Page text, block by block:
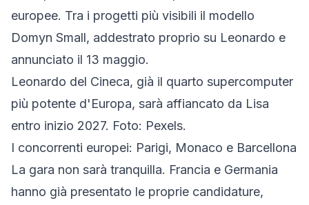
europee. Tra i progetti più visibili il modello
Domyn Small, addestrato proprio su Leonardo e
annunciato il 13 maggio.
Leonardo del Cineca, già il quarto supercomputer
più potente d'Europa, sarà affiancato da Lisa
entro inizio 2027. Foto: Pexels.
I concorrenti europei: Parigi, Monaco e Barcellona
La gara non sarà tranquilla. Francia e Germania
hanno già presentato le proprie candidature,